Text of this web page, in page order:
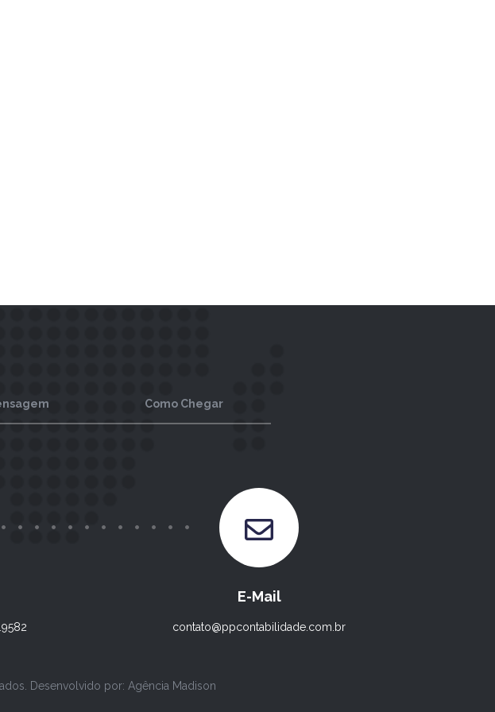
Como Chegar
E-Mail
contato@ppcontabilidade.com.br
Desenvolvido por: Agência Madison